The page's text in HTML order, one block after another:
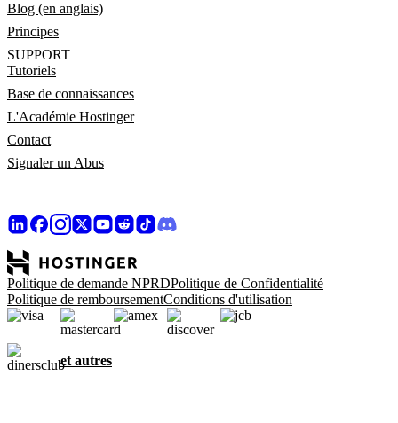
Blog (en anglais)
Principes
SUPPORT
Tutoriels
Base de connaissances
L'Académie Hostinger
Contact
Signaler un Abus
Politique de demande NPRDPolitique de Confidentialité
Politique de remboursementConditions d'utilisation
et autres